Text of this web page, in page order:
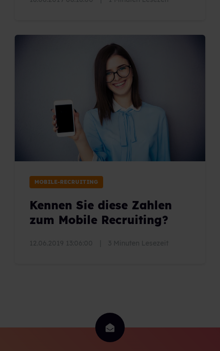
MOBILE-RECRUITING
Kennen Sie diese Zahlen
zum Mobile Recruiting?